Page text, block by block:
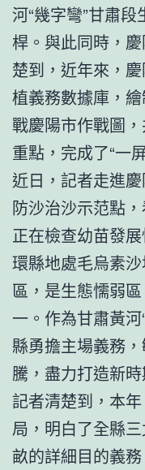
河“幾字彎”甘肅
桿。與此同時，
楚到，近年來，
植義務數據庫，
戰慶陽市作戰圖
重點，完成了“一
近日，記者走進
防沙治沙示范點
正在檢查幼苗發展
環縣地處毛烏素
區，是生態懦弱
一。作為甘肅黃
縣勇擔主場義務
騰，盡力打造新時
記者清楚到，本
局，明白了全縣
畝的詳細目的義